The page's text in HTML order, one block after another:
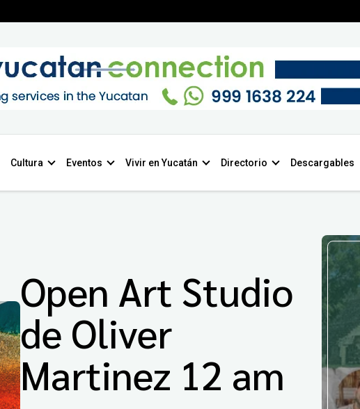
Cultura Eventos Vivir en Yucatán Directorio Descargables
Open Art Studio
de Oliver
Martinez 12 am